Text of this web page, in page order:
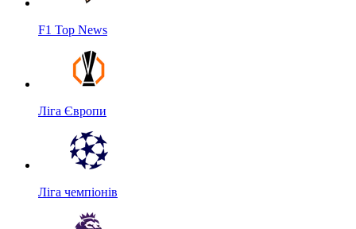
F1 Top News
Ліга Європи
Ліга чемпіонів